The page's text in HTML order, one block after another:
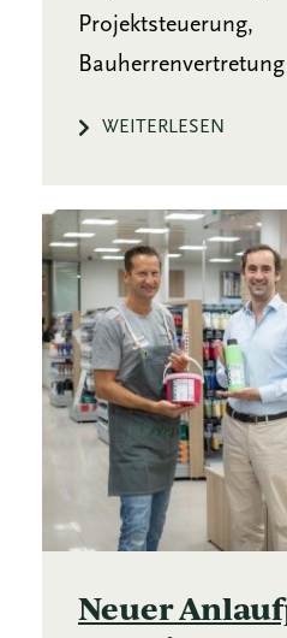
Projektsteuerung,
WEITERLESEN
Neuer